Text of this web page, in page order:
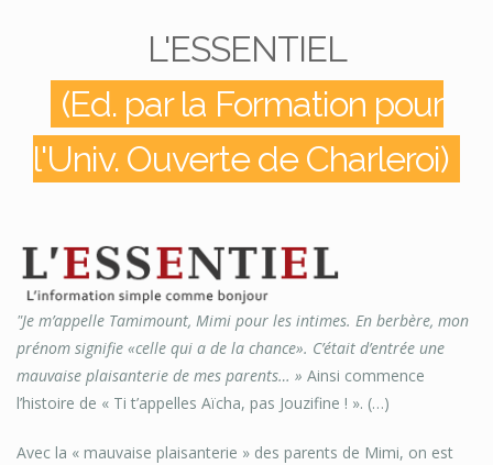
L'ESSENTIEL
(Ed. par la Formation pour
l'Univ. Ouverte de Charleroi)
"Je m’appelle Tamimount, Mimi pour les intimes. En berbère, mon
prénom signifie «celle qui a de la chance». C’était d’entrée une
mauvaise plaisanterie de mes parents… » Ainsi commence
l’histoire de « Ti t’appelles Aïcha, pas Jouzifine ! ». (…)
Avec la « mauvaise plaisanterie » des parents de Mimi, on est